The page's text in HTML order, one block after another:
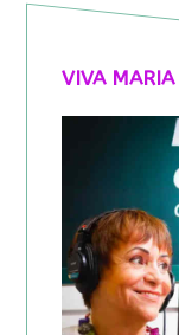
VIVA MARIA